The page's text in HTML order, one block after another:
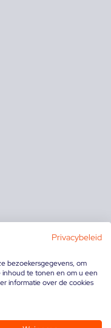
Privacybeleid
bezoekersgegevens, om
te tonen en om u een
informatie over de cookies